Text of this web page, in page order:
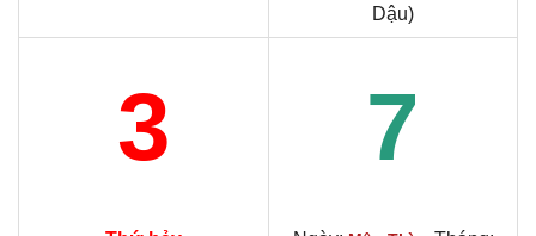
Dậu)
3 7